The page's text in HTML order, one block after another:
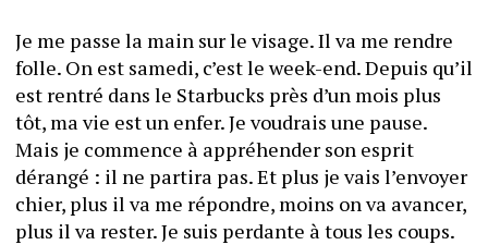
Je me passe la main sur le visage. Il va me rendre
folle. On est samedi, c’est le week-end. Depuis qu’il
est rentré dans le Starbucks près d’un mois plus
tôt, ma vie est un enfer. Je voudrais une pause.
Mais je commence à appréhender son esprit
dérangé : il ne partira pas. Et plus je vais l’envoyer
chier, plus il va me répondre, moins on va avancer,
plus il va rester. Je suis perdante à tous les coups.